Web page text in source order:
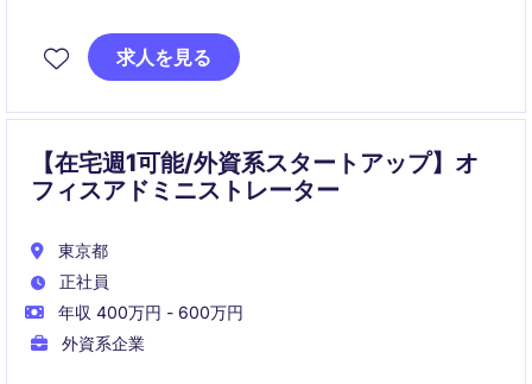
シリティマネジメントに関連する業務を管理し、チー
ムと連携しながら業務改善を図ります
求人を見る
【在宅週1可能/外資系スタートアップ】オ
フィスアドミニストレーター
東京都
正社員
年収 400万円 - 600万円
外資系企業